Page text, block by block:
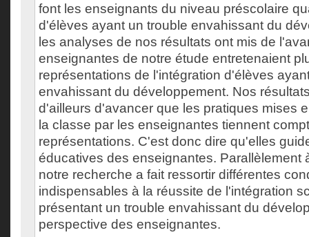
font les enseignants du niveau préscolaire
d'élèves ayant un trouble envahissant du
les analyses de nos résultats ont mis de
enseignantes de notre étude entretenaient
représentations de l'intégration d'élèves
envahissant du développement. Nos
d'ailleurs d'avancer que les pratiques mises
la classe par les enseignantes tiennent
représentations. C'est donc dire qu'elles
éducatives des enseignantes. Parallèlement
notre recherche a fait ressortir différentes
indispensables à la réussite de l'intégration
présentant un trouble envahissant du
perspective des enseignantes.